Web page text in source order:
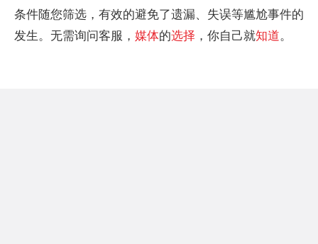
条件随您筛选，有效的避免了遗漏、失误等尴尬事件的
发生。无需询问客服， 媒体的选择 ，你自己就知道。